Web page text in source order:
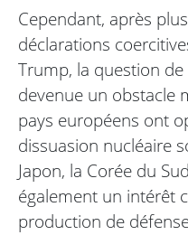
Cependant, après
déclarations
Trump, la question
devenue un obstacle
pays européens ont
dissuasion nucléaire
Japon, la Corée du
également un intérêt
production de